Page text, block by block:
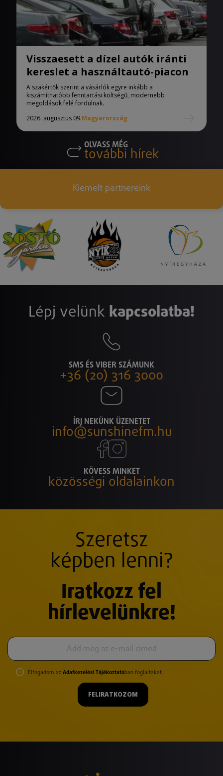
Visszaesett a dízel autók iránti
kereslet a használtautó-piacon
A szakértők szerint a vásárlók egyre inkább a
kiszámíthatóbb fenntartási költségű, modernebb
megoldások felé fordulnak.
2026. augusztus 09.Magyarország
OLVASS MÉG
további hírek
Kiemelt partnereink
Lépj velünk kapcsolatba!
SMS ÉS VIBER SZÁMUNK
+36 (20) 316 3000
ÍRJ NEKÜNK ÜZENETET
info@sunshinefm.hu
KÖVESS MINKET
közösségi oldalainkon
Szeretsz
képben lenni?
Iratkozz fel
hírlevelünkre!
Elfogadom az Adatkezelési Tájékoztatóban foglaltakat.
FELIRATKOZOM